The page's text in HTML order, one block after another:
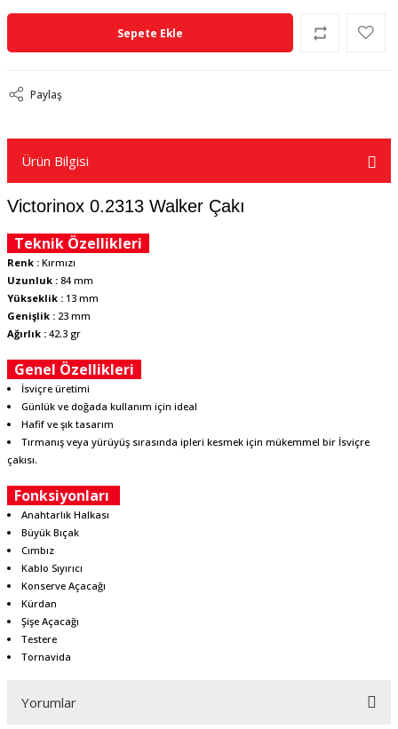
Sepete Ekle
Paylaş
Ürün Bilgisi
Victorinox 0.2313 Walker Çakı
Teknik Özellikleri
Renk : Kırmızı
Uzunluk : 84 mm
Yükseklik : 13 mm
Genişlik : 23 mm
Ağırlık : 42.3 gr
Genel Özellikleri
İsviçre üretimi
Günlük ve doğada kullanım için ideal
Hafif ve şık tasarım
Tırmanış veya yürüyüş sırasında ipleri kesmek için mükemmel bir İsviçre
çakısı.
Fonksiyonları
Anahtarlık Halkası
Büyük Bıçak
Cımbız
Kablo Sıyırıcı
Konserve Açacağı
Kürdan
Şişe Açacağı
Testere
Tornavida
Yorumlar